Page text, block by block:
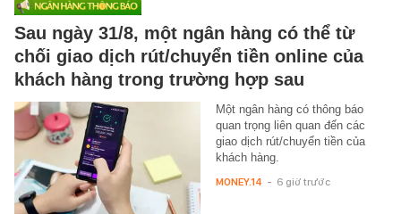
Sau ngày 31/8, một ngân hàng có thể từ
chối giao dịch rút/chuyển tiền online của
khách hàng trong trường hợp sau
Một ngân hàng có thông báo
quan trọng liên quan đến các
giao dịch rút/chuyển tiền của
khách hàng.
MONEY.14 - 6 giờ trước